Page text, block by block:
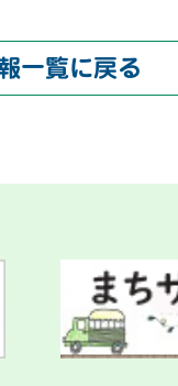
一覧に戻る